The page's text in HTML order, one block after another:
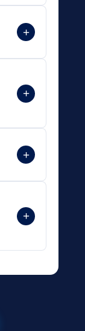
+
+
+
+